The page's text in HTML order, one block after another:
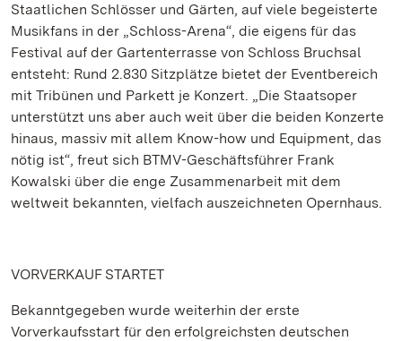
Staatlichen Schlösser und Gärten, auf viele begeisterte
Musikfans in der „Schloss-Arena“, die eigens für das
Festival auf der Gartenterrasse von Schloss Bruchsal
entsteht: Rund 2.830 Sitzplätze bietet der Eventbereich
mit Tribünen und Parkett je Konzert. „Die Staatsoper
unterstützt uns aber auch weit über die beiden Konzerte
hinaus, massiv mit allem Know-how und Equipment, das
nötig ist“, freut sich BTMV-Geschäftsführer Frank
Kowalski über die enge Zusammenarbeit mit dem
weltweit bekannten, vielfach auszeichneten Opernhaus.
VORVERKAUF STARTET
Bekanntgegeben wurde weiterhin der erste
Vorverkaufsstart für den erfolgreichsten deutschen